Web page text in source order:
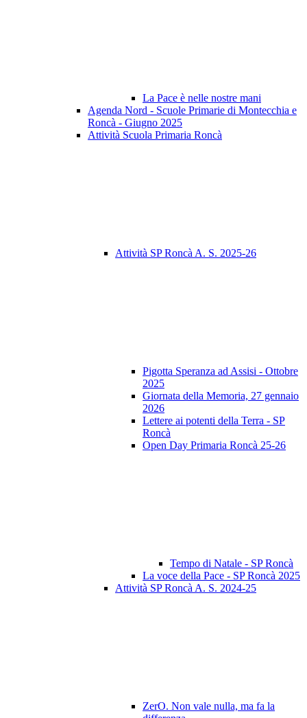
La Pace è nelle nostre mani
Agenda Nord - Scuole Primarie di Montecchia e
Roncà - Giugno 2025
Attività Scuola Primaria Roncà
Attività SP Roncà A. S. 2025-26
Pigotta Speranza ad Assisi - Ottobre
2025
Giornata della Memoria, 27 gennaio
2026
Lettere ai potenti della Terra - SP
Roncà
Open Day Primaria Roncà 25-26
Tempo di Natale - SP Roncà
La voce della Pace - SP Roncà 2025
Attività SP Roncà A. S. 2024-25
ZerO. Non vale nulla, ma fa la